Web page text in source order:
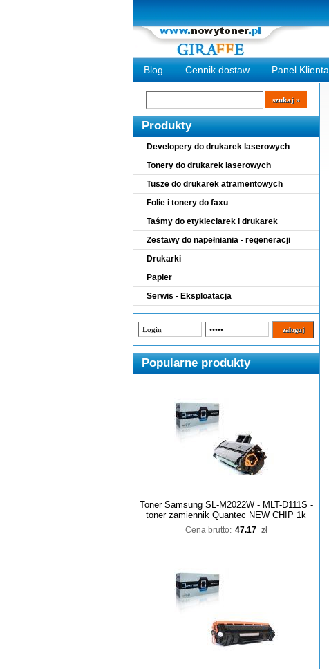
Blog Cennik dostaw Panel Klienta
Wyszukiwarka
szukaj
Produkty
Developery do drukarek laserowych
Tonery do drukarek laserowych
Tusze do drukarek atramentowych
Folie i tonery do faxu
Taśmy do etykieciarek i drukarek
Zestawy do napełniania - regeneracji
Drukarki
Papier
Serwis - Eksploatacja
Popularne produkty
Toner Samsung SL-M2022W - MLT-D111S -
toner zamiennik Quantec NEW CHIP 1k
Cena brutto: 47.17 zł